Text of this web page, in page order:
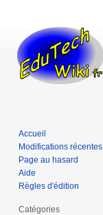
Accueil
Modifications récentes
Page au hasard
Aide
Règles d'édition
Catégories